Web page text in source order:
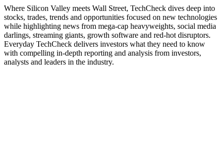
Where Silicon Valley meets Wall Street, TechCheck dives deep into
stocks, trades, trends and opportunities focused on new technologies
while highlighting news from mega-cap heavyweights, social media
darlings, streaming giants, growth software and red-hot disruptors.
Everyday TechCheck delivers investors what they need to know
with compelling in-depth reporting and analysis from investors,
analysts and leaders in the industry.